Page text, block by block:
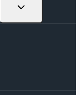
Untermenü